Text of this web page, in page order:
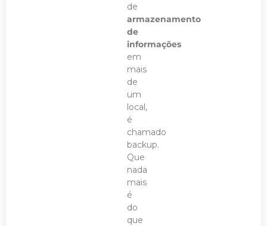
de
armazenamento
de
informações
em
mais
de
um
local,
é
chamado
backup.
Que
nada
mais
é
do
que